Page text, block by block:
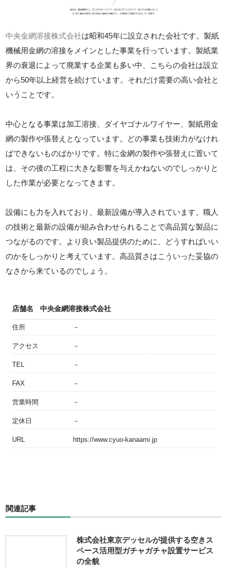
中央金網溶接株式会社は昭和45年に設立された会社です。製紙
機械用金網の溶接をメインとした事業を行っています。製紙業
界の衰退によって廃業する企業も多い中、こちらの会社は設立
から50年以上経営を続けています。それだけ需要の高い会社と
いうことです。
中心となる事業は加工溶接、ダイヤゴナルワイヤー、製紙用金
網の製作や張替えとなっています。どの事業も技術力がなけれ
ばできないものばかりです。特に金網の製作や張替えに置いて
は、その後の工程に大きな影響を与えかねないのでしっかりと
した作業が必要となってきます。
設備にも力を入れており、最新設備が導入されています。職人
の技術と最新の設備が組み合わせられることで高品質な製品に
つながるのです。より良い製品提供のために、どうすればいい
のかをしっかりと考えています。高品質さはこういった妥協の
なさから来ているのでしょう。
店舗名 中央金網溶接株式会社
住所 －
アクセス －
TEL －
FAX －
営業時間 －
定休日 －
URL https://www.cyuo-kanaami.jp
関連記事
株式会社東京デッセルが提供する空きス
ペース活用型ガチャガチャ設置サービス
の全貌